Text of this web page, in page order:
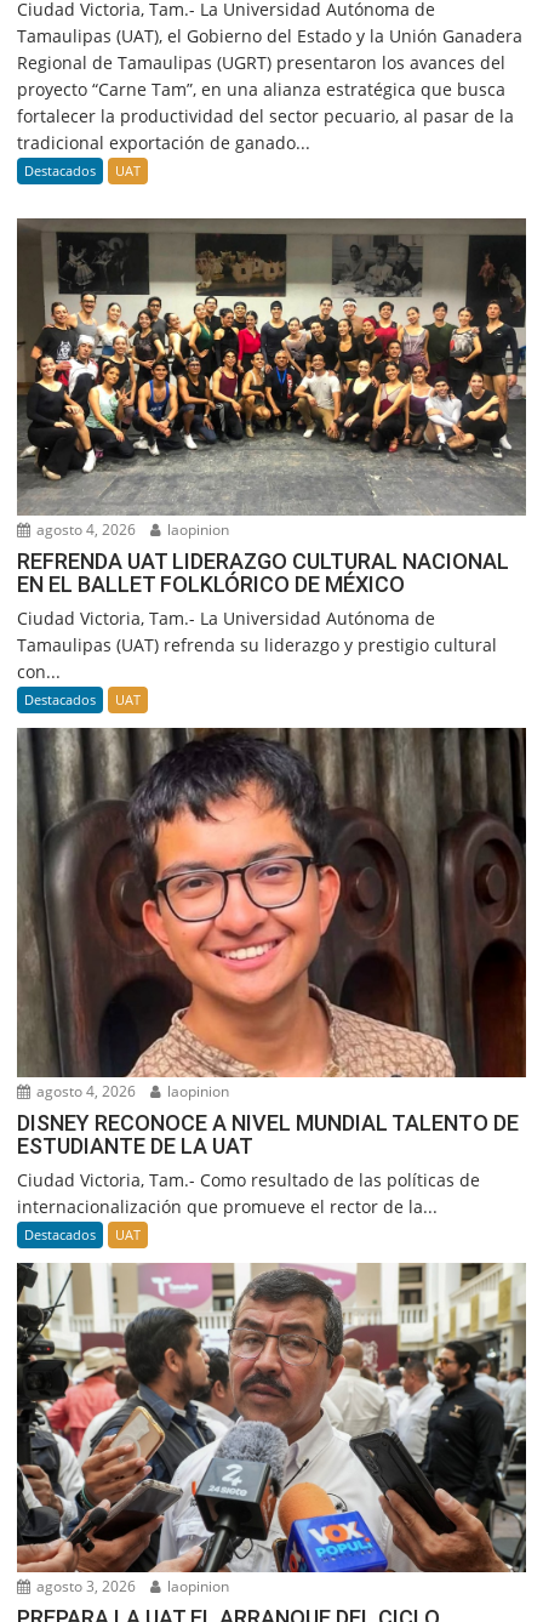
Ciudad Victoria, Tam.- La Universidad Autónoma de
Tamaulipas (UAT), el Gobierno del Estado y la Unión Ganadera
Regional de Tamaulipas (UGRT) presentaron los avances del
proyecto “Carne Tam”, en una alianza estratégica que busca
fortalecer la productividad del sector pecuario, al pasar de la
tradicional exportación de ganado...
Destacados UAT
agosto 4, 2026 laopinion
REFRENDA UAT LIDERAZGO CULTURAL NACIONAL
EN EL BALLET FOLKLÓRICO DE MÉXICO
Ciudad Victoria, Tam.- La Universidad Autónoma de
Tamaulipas (UAT) refrenda su liderazgo y prestigio cultural
con...
Destacados UAT
agosto 4, 2026 laopinion
DISNEY RECONOCE A NIVEL MUNDIAL TALENTO DE
ESTUDIANTE DE LA UAT
Ciudad Victoria, Tam.- Como resultado de las políticas de
internacionalización que promueve el rector de la...
Destacados UAT
agosto 3, 2026 laopinion